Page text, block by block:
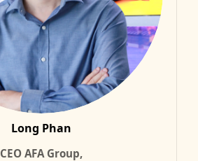
Long Phan
CEO AFA Group,